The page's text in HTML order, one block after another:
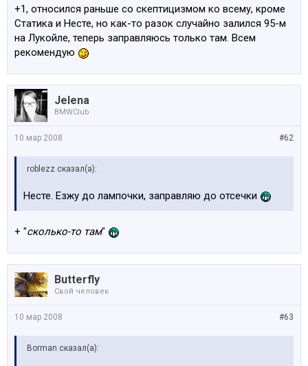
+1, относился раньше со скептицизмом ко всему, кроме
Статика и Несте, но как-то разок случайно залился 95-м
на Лукойле, теперь заправляюсь только там. Всем
рекомендую
Jelena
BMWClub
#62
10 мар 2008
roblezz сказал(а):
Несте. Езжу до лампочки, заправляю до отсечки
+ "сколько-то там"
Butterfly
Свой человек
#63
10 мар 2008
Borman сказал(а):